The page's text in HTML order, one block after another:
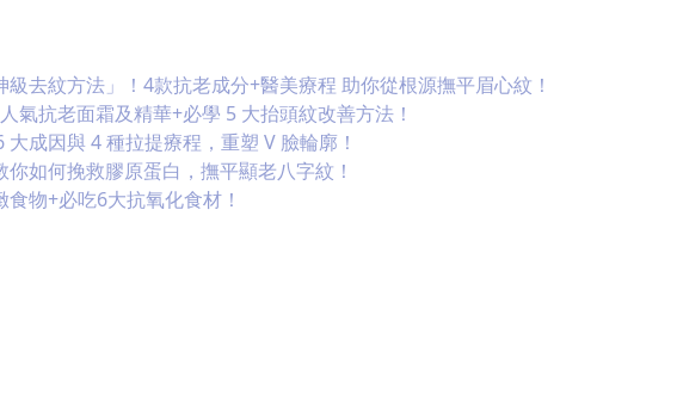
去紋方法」！4款抗老成分+醫美療程 助你從根源撫平眉心紋！
氣抗老面霜及精華+必學 5 大抬頭紋改善方法！
成因與 4 種拉提療程，重塑 V 臉輪廓！
如何挽救膠原蛋白，撫平顯老八字紋！
物+必吃6大抗氧化食材！